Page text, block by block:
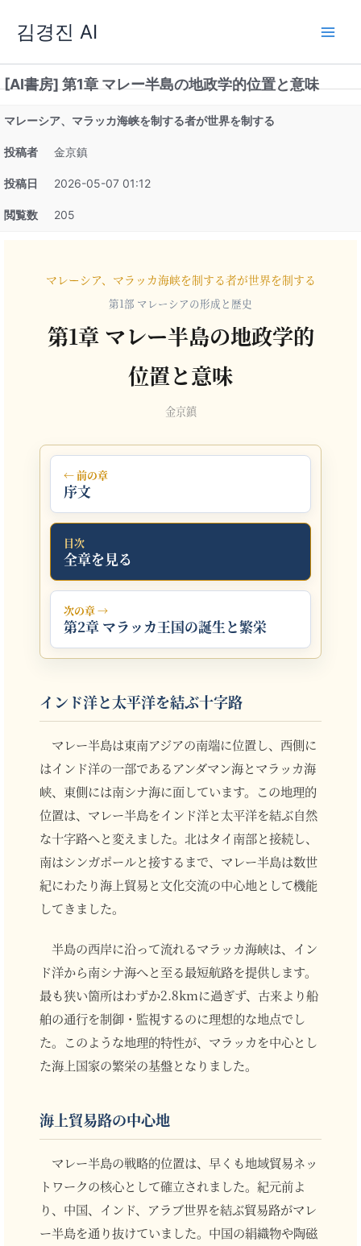
ス
キ
プ
김경진 AI
[AI書房] 第1章 マレー半島の地政学的位置と意味
マレーシア、マラッカ海峡を制する者が世界を制する
投稿者 金京鎮
投稿日 2026-05-07 01:12
閲覧数 205
マレーシア、マラッカ海峡を制する者が世界を制する
第1部 マレーシアの形成と歴史
第1章 マレー半島の地政学的
位置と意味
金京鎮
← 前の章
序文
目次
全章を見る
次の章 →
第2章 マラッカ王国の誕生と繁栄
インド洋と太平洋を結ぶ十字路
マレー半島は東南アジアの南端に位置し、西側に
はインド洋の一部であるアンダマン海とマラッカ海
峡、東側には南シナ海に面しています。この地理的
位置は、マレー半島をインド洋と太平洋を結ぶ自然
な十字路へと変えました。北はタイ南部と接続し、
南はシンガポールと接するまで、マレー半島は数世
紀にわたり海上貿易と文化交流の中心地として機能
してきました。
半島の西岸に沿って流れるマラッカ海峡は、イン
ド洋から南シナ海へと至る最短航路を提供します。
最も狭い箇所はわずか2.8kmに過ぎず、古来より船
舶の通行を制御・監視するのに理想的な地点でし
た。このような地理的特性が、マラッカを中心とし
た海上国家の繁栄の基盤となりました。
海上貿易路の中心地
マレー半島の戦略的位置は、早くも地域貿易ネッ
トワークの核心として確立されました。紀元前よ
り、中国、インド、アラブ世界を結ぶ貿易路がマレ
ー半島を通り抜けていました。中国の絹織物や陶磁